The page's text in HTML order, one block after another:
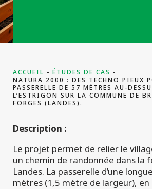
ACCUEIL
ÉTUDES DE CAS
NATURA 2000 : DES TECHNO PIEUX
PASSERELLE DE 57 MÈTRES AU-
L’ESTRIGON SUR LA COMMUNE DE
FORGES (LANDES).
Description :
Le projet permet de relier le
un chemin de randonnée dans la
Landes. La passerelle d’une
mètres (1,5 mètre de largeur),